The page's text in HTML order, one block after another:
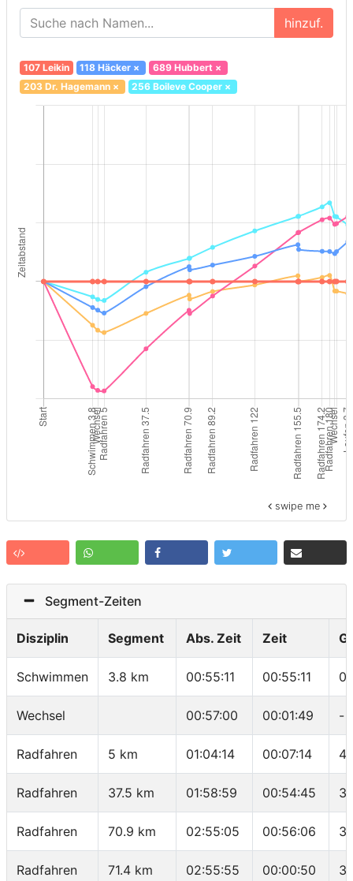
hinzuf.
107 Leikin 118 Häcker × 689 Hubbert×
203 Dr. Hagemann× 256 Boileve Cooper ×
swipe me
Segment-Zeiten
Disziplin Segment Abs. Zeit Zeit
Schwimmen 3.8 km 00:55:11 00:55:11
Wechsel 00:57:00 00:01:49 -
Radfahren 5 km 01:04:14 00:07:14
Radfahren 37.5 km 01:58:59 00:54:45
Radfahren 70.9 km 02:55:05 00:56:06
Radfahren 71.4 km 02:55:55 00:00:50